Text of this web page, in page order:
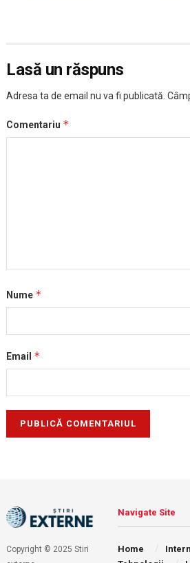
Lasă un răspuns
Adresa ta de email nu va fi publicată.
Comentariu *
Nume *
Email *
Copyright © 2025 Stiri
Navigate Site
Home